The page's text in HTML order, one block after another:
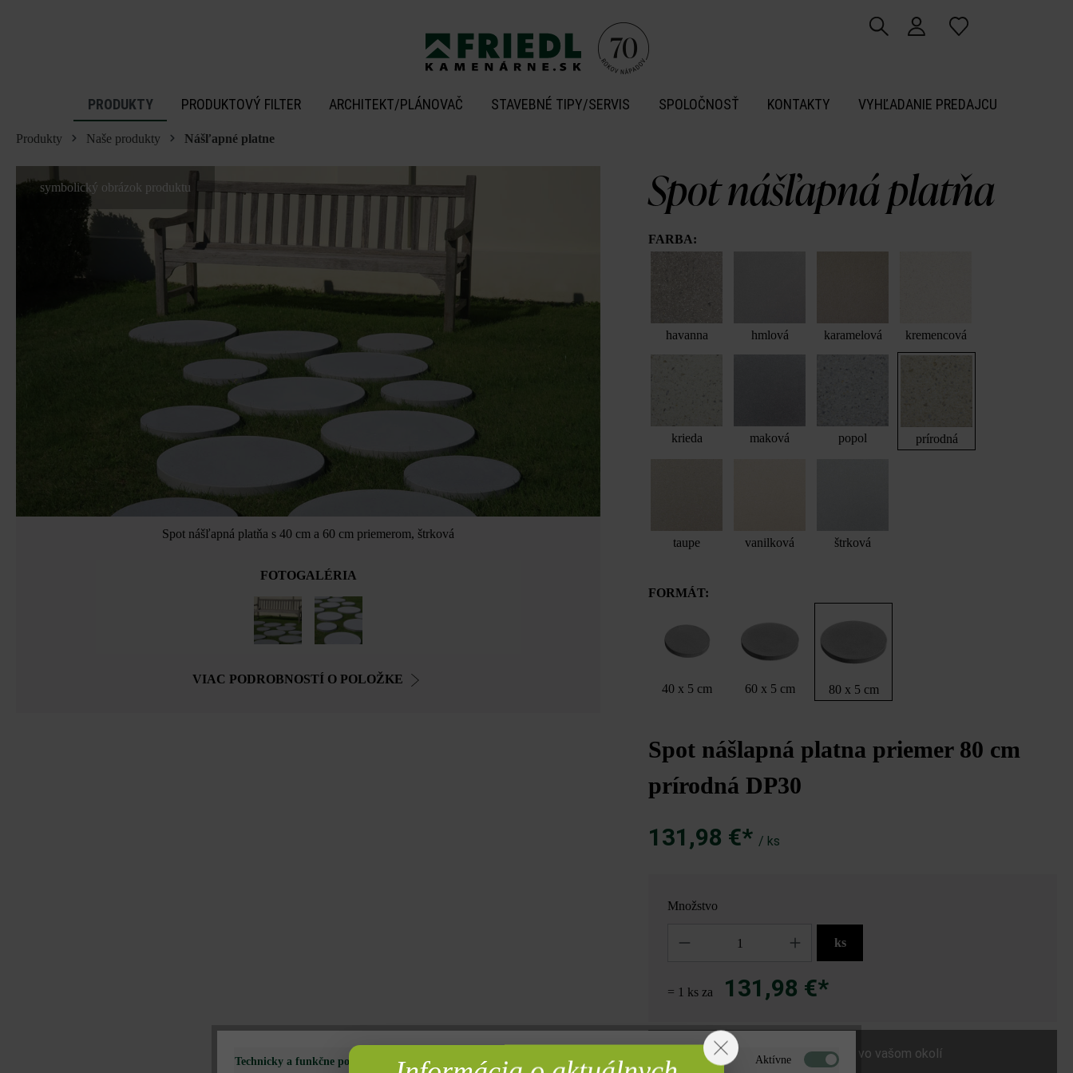
PRODUKTY PRODUKTOVÝ FILTER ARCHITEKT/PLÁNOVAČ STAVEBNÉ TIPY/SERVIS SPOLOČNOSŤ KONTAKTY VYHĽADANIE PREDAJCU
Produkty Naše produkty Nášľapné platne
Spot nášľapná platňa s 40 cm a 60 cm priemerom, štrková
symbolický obrázok produktu
FOTOGALÉRIA
VIAC PODROBNOSTÍ O POLOŽKE
Spot nášľapná platňa
FARBA:
havanna hmlová karamelová kremencová
krieda maková popol prírodná
taupe vanilková štrková
FORMÁT:
40 x 5 cm 60 x 5 cm 80 x 5 cm
Spot nášlapná platna priemer 80 cm
prírodná DP30
131,98 €* / ks
Množstvo
ks
= 1 ks za 131,98 €*
Nájdite predajcu vo vašom okolí
Technicky a funkčne potrebné Aktívne